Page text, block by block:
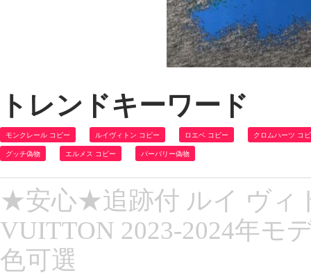
トレンドキーワード
モンクレール コピー ルイヴィトン コピー ロエベ コピー クロムハーツ コ
グッチ偽物 エルメス コピー バーバリー偽物
★安心★追跡付 ルイ ヴィ
VUITTON 2023-2024年モ
色可選